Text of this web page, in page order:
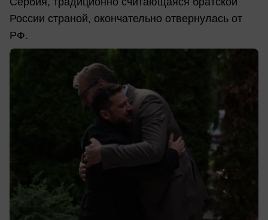
России страной, окончательно отвернулась от
РФ.